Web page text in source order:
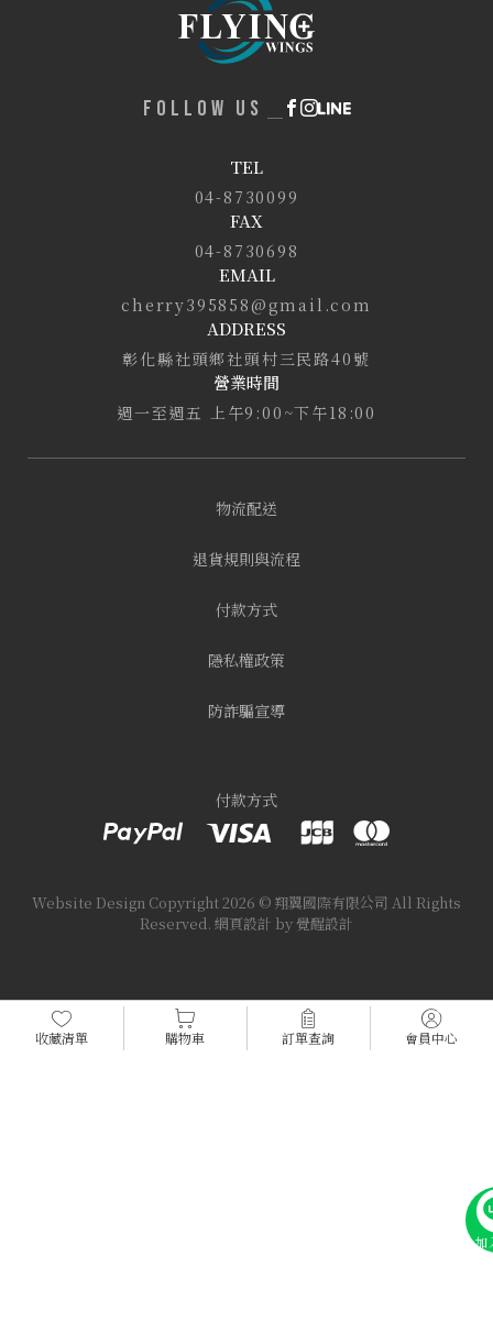
TEL
04-8730099
FAX
04-8730698
EMAIL
cherry395858@gmail.com
ADDRESS
彰化縣社頭鄉社頭村三民路40號
營業時間
週一至週五 上午9:00~下午18:00
付款方式
物流配送
退貨規則與流程
付款方式
隱私權政策
防詐騙宣導
Website Design Copyright 2026 © 翔翼國際有限公司 All Rights
Reserved. 網頁設計 by覺醒設計
FOLLOW US
收藏清單 購物車 訂單查詢 會員中心